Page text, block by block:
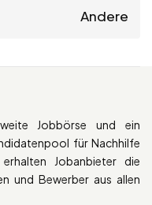
Andere
Jobbörse und ein
für Nachhilfe
Jobanbieter die
und Bewerber aus allen